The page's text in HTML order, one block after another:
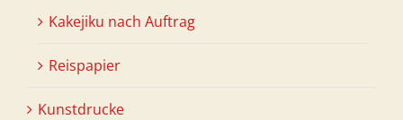
Kakejiku nach Auftrag
Reispapier
Kunstdrucke